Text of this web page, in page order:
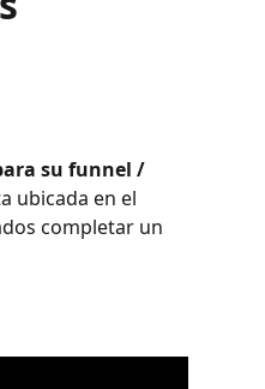
su funnel /
ubicada en el
completar un